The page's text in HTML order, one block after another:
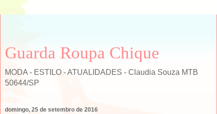
Guarda Roupa Chique
MODA - ESTILO - ATUALIDADES - Claudia Souza MTB
50644/SP
domingo, 25 de setembro de 2016